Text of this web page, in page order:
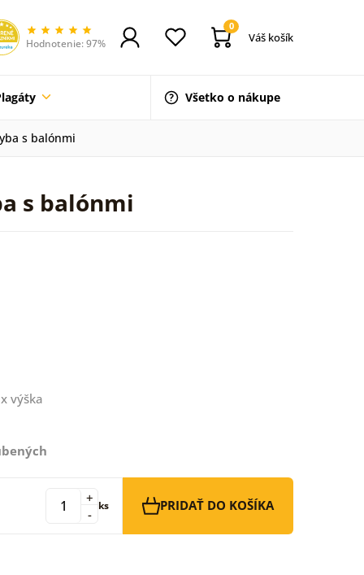
Hodnotenie: 97%
0
Váš košík
Všetko o nákupe
s balónmi
s balónmi
výška
-
+ ks PRIDAŤ DO KOŠÍKA